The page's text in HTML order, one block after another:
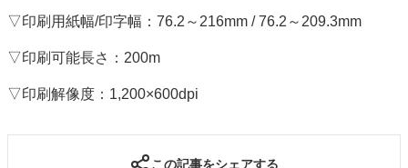
▽印刷用紙幅/印字幅：76.2～216mm / 76.2～209.3mm
▽印刷可能長さ：200m
▽印刷解像度：1,200×600dpi
この記事をシェアする